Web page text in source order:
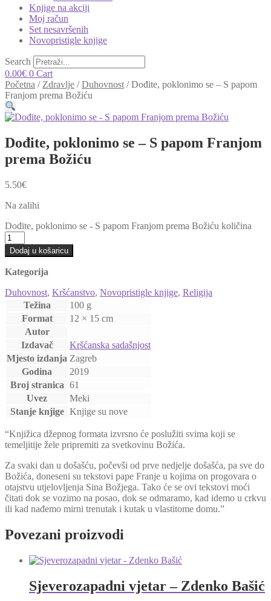
Knjige na akciji
Moj račun
Set nesavršenih
Novopristigle knjige
Search
0.00€ 0 Cart
Početna / Zdravlje /Duhovnost /Dođite, poklonimo se – S papom
Franjom prema Božiću
Dođite, poklonimo se – S papom Franjom
prema Božiću
5.50€
Na zalihi
Dođite, poklonimo se - S papom Franjom prema Božiću količina
Dodaj u košaricu
Kategorija
Duhovnost, Kršćanstvo, Novopristigle knjige, Religija
Težina
100 g
Format
12 × 15 cm
Autor
Izdavač
Kršćanska sadašnjost
Mjesto izdanja Zagreb
Godina
2019
Broj stranica 61
Uvez
Meki
Stanje knjige Knjige su nove
“Knjižica džepnog formata izvrsno će poslužiti svima koji se
temeljitije žele pripremiti za svetkovinu Božića.
Za svaki dan u došašću, počevši od prve nedjelje došašća, pa sve do
Božića, doneseni su tekstovi pape Franje u kojima on progovara o
otajstvu utjelovljenja Sina Božjega. Tako će se ovi tekstovi moći
čitati dok se vozimo na posao, dok se odmaramo, kad idemo u crkvu
ili kad nađemo mirni trenutak i kutak u vlastitome domu.”
Povezani proizvodi
Sjeverozapadni vjetar – Zdenko Bašić